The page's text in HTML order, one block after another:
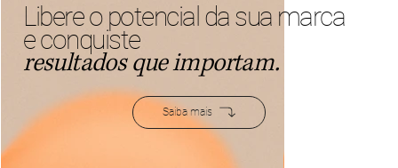
Libere o potencial da sua marca
e conquiste
resultados que importam.
Saiba mais